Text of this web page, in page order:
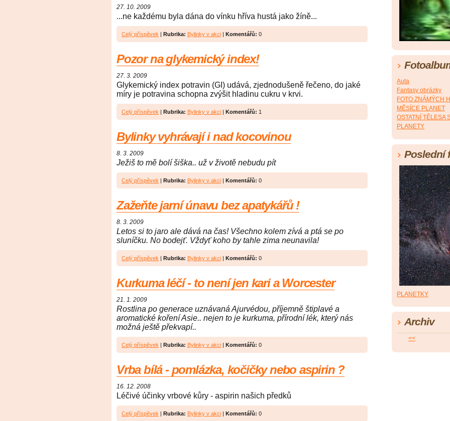
27. 10. 2009
...ne každému byla dána do vínku hříva hustá jako žíně...
Celý příspěvek | Rubrika: Bylinky v akci | Komentářů: 0
Pozor na glykemický index!
27. 3. 2009
Glykemický index potravin (GI) udává, zjednodušeně řečeno, do jaké
míry je potravina schopna zvýšit hladinu cukru v krvi.
Celý příspěvek | Rubrika: Bylinky v akci | Komentářů: 1
Bylinky vyhrávají i nad kocovinou
8. 3. 2009
Ježiš to mě bolí šiška.. už v životě nebudu pít
Celý příspěvek | Rubrika: Bylinky v akci | Komentářů: 0
Zažeňte jarní únavu bez apatykářů !
8. 3. 2009
Letos si to jaro ale dává na čas! Všechno kolem zívá a ptá se po
sluníčku. No bodejť. Vždyť koho by tahle zima neunavila!
Celý příspěvek | Rubrika: Bylinky v akci | Komentářů: 0
Kurkuma léčí - to není jen kari a Worcester
21. 1. 2009
Rostlina po generace uznávaná Ajurvédou, příjemně štiplavé a
aromatické koření Asie.. nejen to je kurkuma, přírodní lék, který nás
možná ještě překvapí..
Celý příspěvek | Rubrika: Bylinky v akci | Komentářů: 0
Vrba bílá - pomlázka, kočičky nebo aspirin ?
16. 12. 2008
Léčivé účinky vrbové kůry - aspirin našich předků
Celý příspěvek | Rubrika: Bylinky v akci | Komentářů: 0
Auta
Fantasy obrázky
FOTO ZNÁMÝCH
MĚSÍCE PLANET
OSTATNÍ TĚLESA
PLANETY
Poslední
PLANETKY
Archiv
<<